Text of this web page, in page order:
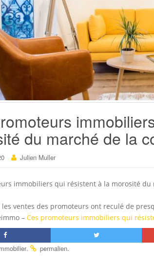
du marché de la
Julien Muller
immobiliers qui résistent à la morosité
les ventes des promoteurs ont reculé de
– Ces promoteurs immobiliers qui
. permalien.